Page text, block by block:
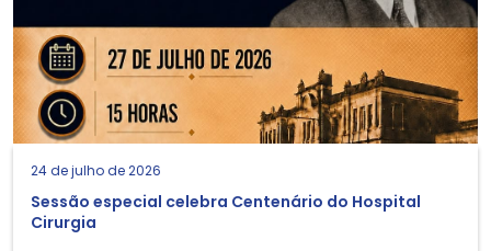
24 de julho de 2026
Sessão especial celebra Centenário do Hospital
Cirurgia